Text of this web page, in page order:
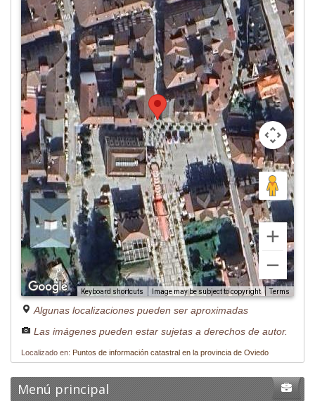
Keyboard shortcuts Image may be subject to copyright Terms
Algunas localizaciones pueden ser aproximadas
Las imágenes pueden estar sujetas a derechos de autor.
Localizado en: Puntos de información catastral en la provincia de Oviedo
Menú principal